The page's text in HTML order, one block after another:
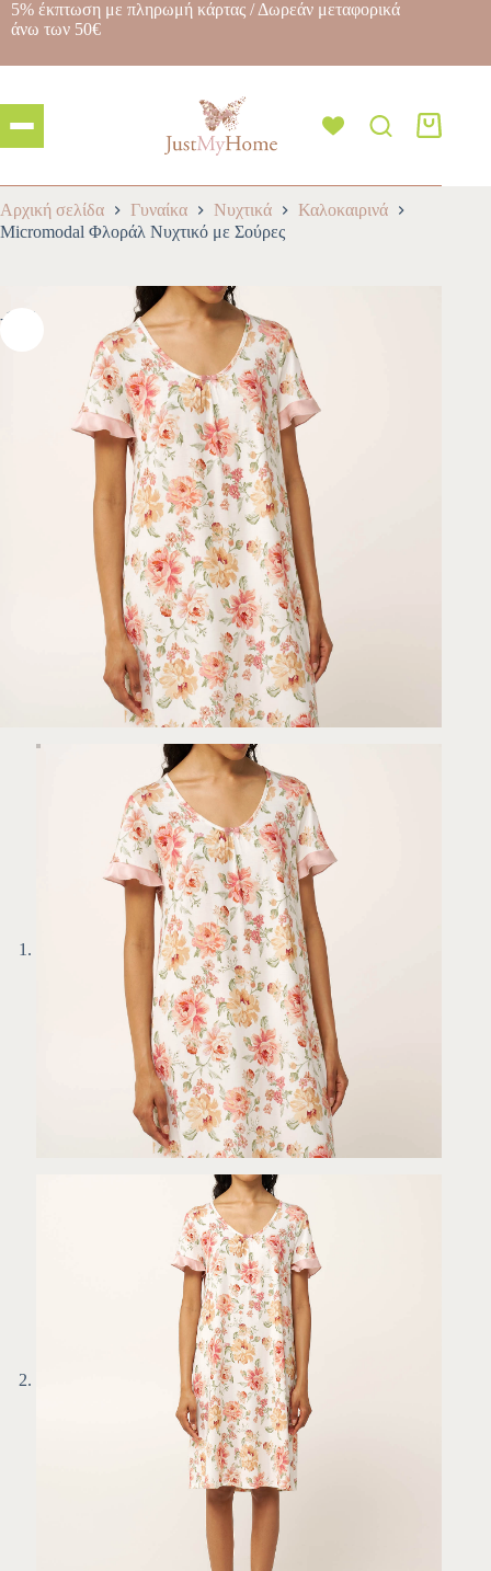
5% έκπτωση με πληρωμή κάρτας / Δωρεάν μεταφορικά
άνω των 50€
Αρχική σελίδα Γυναίκα Νυχτικά
Καλοκαιρινά
Micromodal Φλοράλ Νυχτικό με Σούρες
-10%